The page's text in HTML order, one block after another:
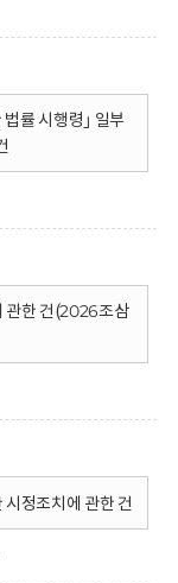
률 시행령｣ 일부
관한 건(2026조삼
정조치에 관한 건